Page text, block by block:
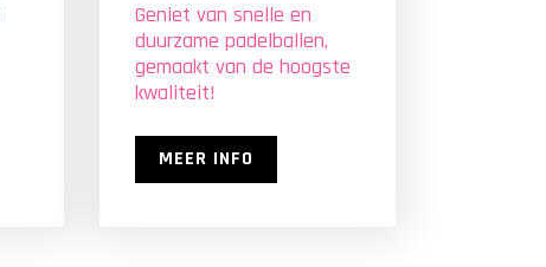
Geniet van snelle en
duurzame padelballen,
gemaakt van de hoogste
kwaliteit!
MEER INFO